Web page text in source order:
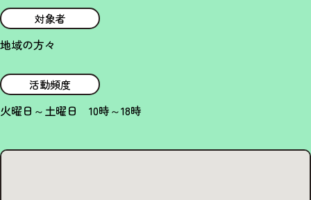
対象者
地域の方々
活動頻度
火曜日～土曜日 10時～18時